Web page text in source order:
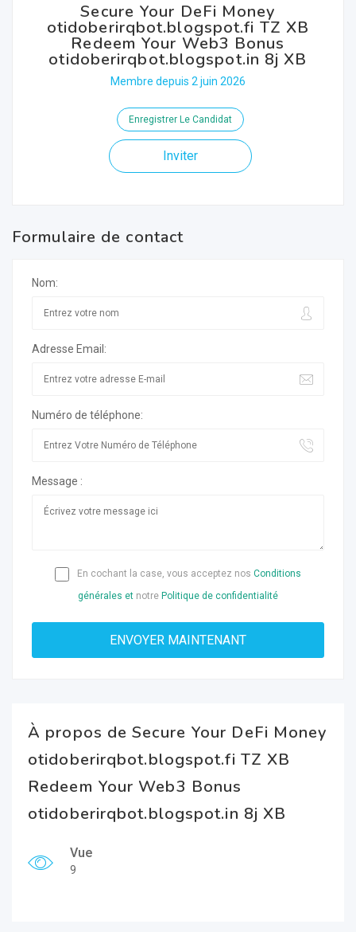
Secure Your DeFi Money
otidoberirqbot.blogspot.fi TZ XB
Redeem Your Web3 Bonus
otidoberirqbot.blogspot.in 8j XB
Membre depuis 2 juin 2026
Enregistrer Le Candidat
Inviter
Formulaire de contact
Nom:
Adresse Email:
Numéro de téléphone:
Message :
En cochant la case, vous acceptez nos Conditions
générales et notre Politique de confidentialité
À propos de Secure Your DeFi Money
otidoberirqbot.blogspot.fi TZ XB
Redeem Your Web3 Bonus
otidoberirqbot.blogspot.in 8j XB
Vue
9